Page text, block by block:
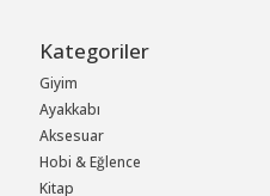
Kategoriler
Giyim
Ayakkabı
Aksesuar
Hobi & Eğlence
Kitap